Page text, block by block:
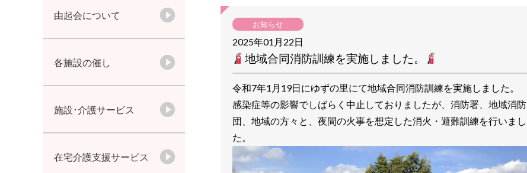
由起会について
各施設の催し
施設･介護サービス
在宅介護支援サービス
お知らせ
2025年01月22日
地域合同消防訓練を実施しました。
令和7年1月19日にゆずの里にて地域合同消防訓練を実施しました。
感染症等の影響でしばらく中止しておりましたが、消防署、地域消防
団、地域の方々と、夜間の火事を想定した消火・避難訓練を行いまし
た。